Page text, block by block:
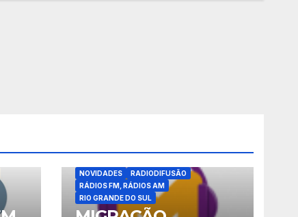
NOVIDADES
RADIODIFUSÃO
RÁDIOS FM, RÁDIOS AM
RIO GRANDE DO SUL